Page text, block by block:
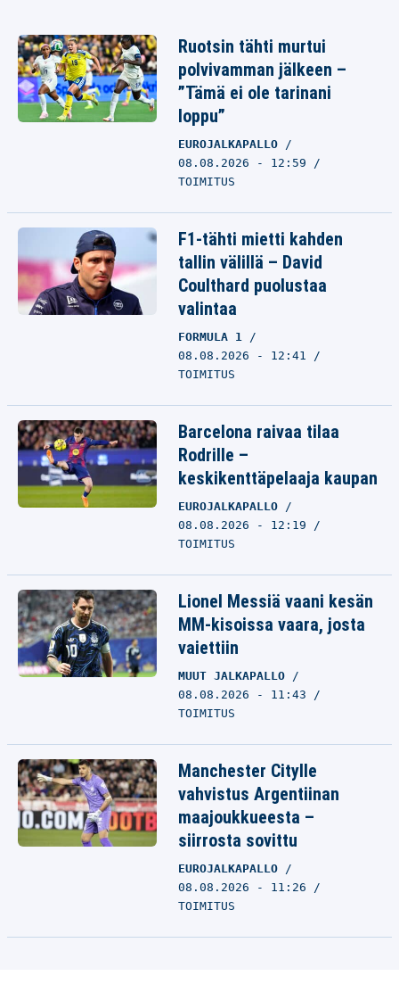
Ruotsin tähti murtui
polvivamman jälkeen –
”Tämä ei ole tarinani
loppu”
EUROJALKAPALLO
08.08.2026 - 12:59
TOIMITUS
F1-tähti mietti kahden
tallin välillä – David
Coulthard puolustaa
valintaa
FORMULA 1
08.08.2026 - 12:41
TOIMITUS
Barcelona raivaa tilaa
Rodrille –
keskikenttäpelaaja kaupan
EUROJALKAPALLO
08.08.2026 - 12:19
TOIMITUS
Lionel Messiä vaani kesän
MM-kisoissa vaara, josta
vaiettiin
MUUT JALKAPALLO
08.08.2026 - 11:43
TOIMITUS
Manchester Citylle
vahvistus Argentiinan
maajoukkueesta –
siirrosta sovittu
EUROJALKAPALLO
08.08.2026 - 11:26
TOIMITUS